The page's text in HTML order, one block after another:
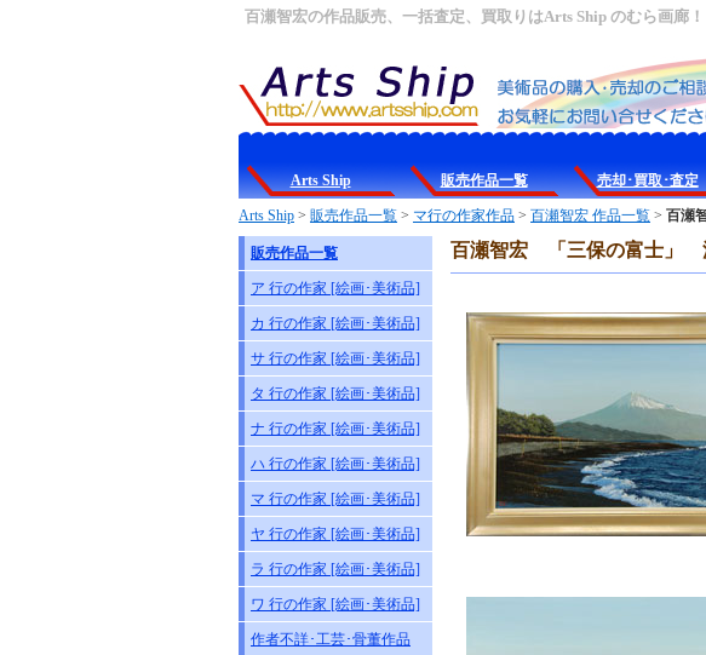
百瀬智宏の作品販売、一括査定、買取りはArts Ship のむら画廊！
Arts Ship 販売作品一覧 売却･買取･査定
Arts Ship > 販売作品一覧 > マ行の作家作品 > 百瀬智宏 作品一覧 > 百瀬
百瀬智宏 「三保の富士」
販売作品一覧
ア 行の作家 [絵画･美術品]
カ 行の作家 [絵画･美術品]
サ 行の作家 [絵画･美術品]
タ 行の作家 [絵画･美術品]
ナ 行の作家 [絵画･美術品]
ハ 行の作家 [絵画･美術品]
マ 行の作家 [絵画･美術品]
ヤ 行の作家 [絵画･美術品]
ラ 行の作家 [絵画･美術品]
ワ 行の作家 [絵画･美術品]
作者不詳･工芸･骨董作品